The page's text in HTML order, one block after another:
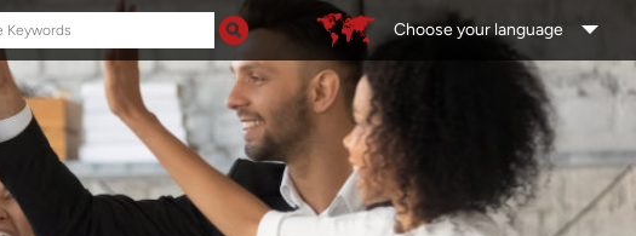
Choose your language